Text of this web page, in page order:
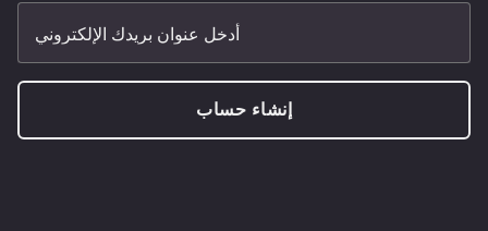
أدخل عنوان بريدك الإلكتروني
إنشاء حساب